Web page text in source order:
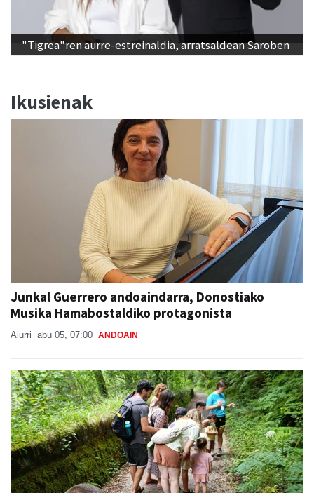
"Tigrea"ren aurre-estreinaldia, arratsaldean Saroben
Ikusienak
Junkal Guerrero andoaindarra, Donostiako
Musika Hamabostaldiko protagonista
Aiurri abu 05, 07:00 ANDOAIN